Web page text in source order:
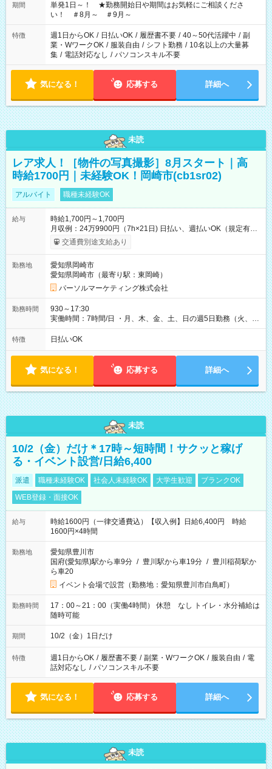
期間
単発1日～！ ★勤務開始日や期間はお気軽にご相談くださ
い！ ＃8月～ ＃9月～
特徴 週1日からOK / 日払いOK / 履歴書不要 / 40～50代活躍中 / 副
業・WワークOK / 服装自由 / シフト勤務 / 10名以上の大量募
集 / 電話対応なし / パソコンスキル不要
気になる！ 応募する 詳細へ
未読
レア求人！［物件の写真撮影］8月スタート｜高
時給1700円｜未経験OK！岡崎市(cb1sr02)
アルバイト 職種未経験OK
給与
時給1,700円～1,700円
月収例：24万9900円（7h×21日) 日払い、週払いOK（規定有
り） 【試用期間】試用期間なし
交通費別途支給あり
勤務地
愛知県岡崎市
愛知県岡崎市（最寄り駅：東岡崎）
パーソルマーケティング株式会社
勤務時間
930～17:30
実働時間：7時間/日 ・月、木、金、土、日の週5日勤務（火、水
は固定休です／夏季、年末年始等、長期休暇有り！） ・ワンシ
フト！ 残業ほぼナシ（0～5h/月）
特徴 日払いOK
気になる！ 応募する 詳細へ
未読
10/2（金）だけ＊17時～短時間！サクッと稼げ
る・イベント設営/日給6,400
派遣 職種未経験OK 社会人未経験OK 大学生歓迎
ブランクOK
WEB登録・面接OK
給与
時給1600円（一律交通費込）【収入例】日給6,400円 時給
1600円×4時間
勤務地
愛知県豊川市
国府(愛知県)駅から車9分 / 豊川駅から車19分 / 豊川稲荷駅か
ら車20
イベント会場で設営（勤務地：愛知県豊川市白鳥町）
勤務時間
17：00～21：00（実働4時間） 休憩 なし トイレ・水分補給は
随時可能
期間 10/2（金）1日だけ
特徴 週1日からOK / 履歴書不要 / 副業・WワークOK / 服装自由 / 電
話対応なし / パソコンスキル不要
気になる！ 応募する 詳細へ
未読